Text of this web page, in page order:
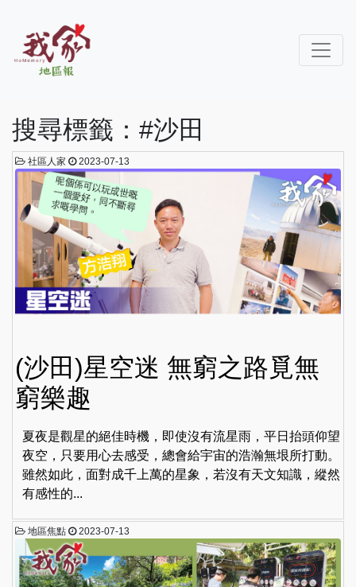
搜尋標籤：#沙田
社區人家 2023-07-13
(沙田)星空迷 無窮之路覓無
窮樂趣
夏夜是觀星的絕佳時機，即使沒有流星雨，平日抬頭仰望
夜空，只要用心去感受，總會給宇宙的浩瀚無垠所打動。
雖然如此，面對成千上萬的星象，若沒有天文知識，縱然
有感性的...
地區焦點 2023-07-13